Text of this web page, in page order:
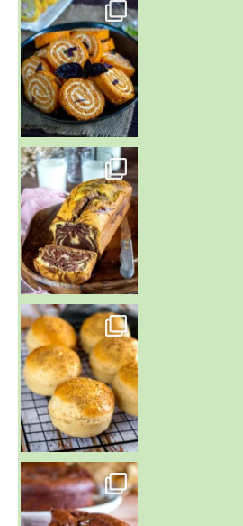
~ BUNS MAISON ~
Un peu de boulange par ici au
~ GÂTEAU FONDANT CHOCO NOISETTE ~
C'est lundi